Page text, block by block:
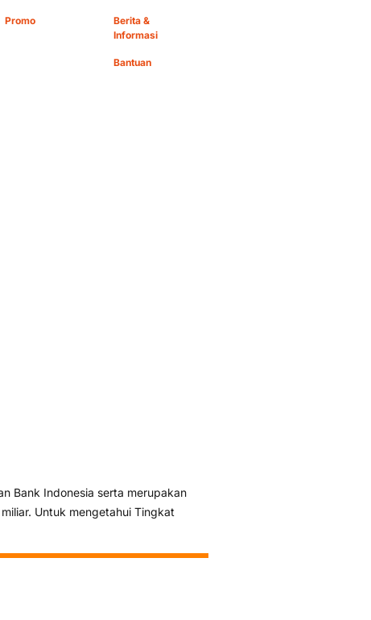
Promo
Berita &
Informasi
Bantuan
Bank Indonesia serta merupakan
Untuk mengetahui Tingkat